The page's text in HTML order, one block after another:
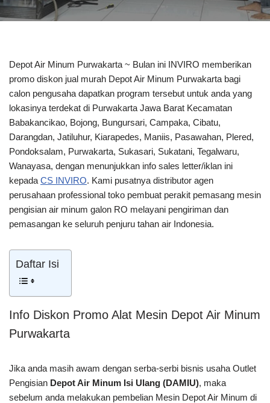
Depot Air Minum Purwakarta ~ Bulan ini INVIRO memberikan
promo diskon jual murah Depot Air Minum Purwakarta bagi
calon pengusaha dapatkan program tersebut untuk anda yang
lokasinya terdekat di Purwakarta Jawa Barat Kecamatan
Babakancikao, Bojong, Bungursari, Campaka, Cibatu,
Darangdan, Jatiluhur, Kiarapedes, Maniis, Pasawahan, Plered,
Pondoksalam, Purwakarta, Sukasari, Sukatani, Tegalwaru,
Wanayasa, dengan menunjukkan info sales letter/iklan ini
kepada CS INVIRO. Kami pusatnya distributor agen
perusahaan professional toko pembuat perakit pemasang mesin
pengisian air minum galon RO melayani pengiriman dan
pemasangan ke seluruh penjuru tahan air Indonesia.
Daftar Isi
Info Diskon Promo Alat Mesin Depot Air Minum
Purwakarta
Jika anda masih awam dengan serba-serbi bisnis usaha Outlet
Pengisian Depot Air Minum Isi Ulang (DAMIU), maka
sebelum anda melakukan pembelian Mesin Depot Air Minum di